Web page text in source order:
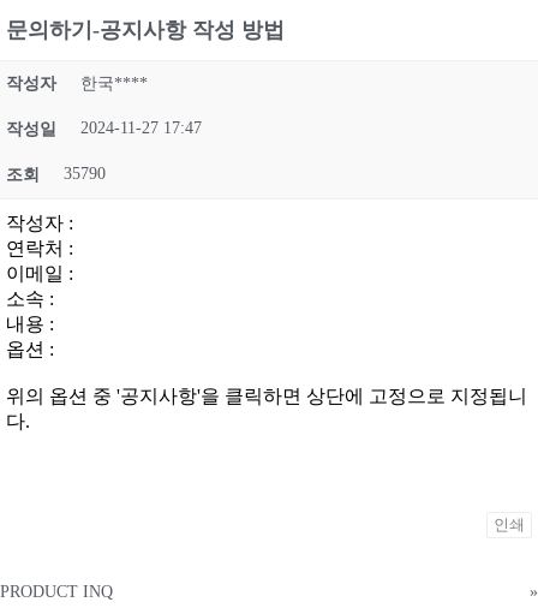
문의하기-공지사항 작성 방법
작성자 한국****
작성일 2024-11-27 17:47
조회 35790
작성자 :
연락처 :
이메일 :
소속 :
내용 :
옵션 :
위의 옵션 중 '공지사항'을 클릭하면 상단에 고정으로 지정됩니
다.
인쇄
PRODUCT INQ »